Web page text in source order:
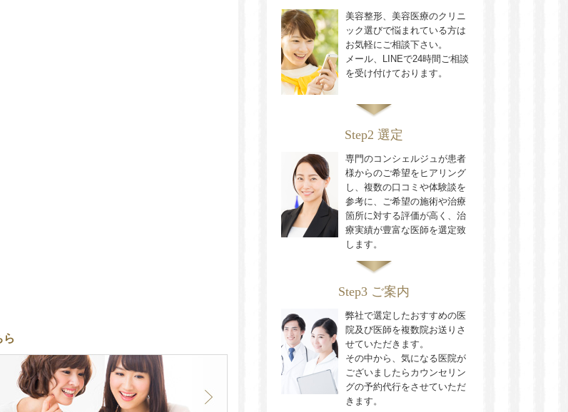
ら
美容整形、美容医療のクリニ
ック選びで悩まれている方は
お気軽にご相談下さい。
メール、LINEで24時間ご相談
を受け付けております。
Step2 選定
専門のコンシェルジュが患者
様からのご希望をヒアリング
し、複数の口コミや体験談を
参考に、ご希望の施術や治療
箇所に対する評価が高く、治
療実績が豊富な医師を選定致
します。
Step3 ご案内
弊社で選定したおすすめの医
院及び医師を複数院お送りさ
せていただきます。
その中から、気になる医院が
ございましたらカウンセリン
グの予約代行をさせていただ
きます。